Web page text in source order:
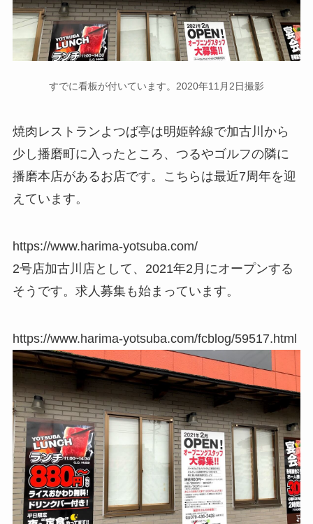
すでに看板が付いています。2020年11月2日撮影
焼肉レストランよつば亭は明姫幹線で加古川から
少し播磨町に入ったところ、つるやゴルフの隣に
播磨本店があるお店です。こちらは最近7周年を迎
えています。
https://www.harima-yotsuba.com/
2号店加古川店として、2021年2月にオープンする
そうです。求人募集も始まっています。
https://www.harima-yotsuba.com/fcblog/59517.html